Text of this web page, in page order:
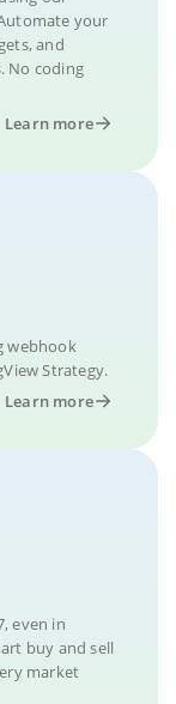
your
and
No coding
Learn more
webhook
Strategy.
Learn more
even in
buy and sell
market